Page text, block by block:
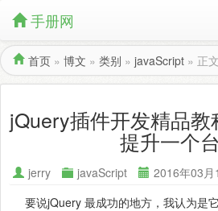
手册网
首页 » 博文 » 类别 » javaScript » 正文
jQuery插件开发精品
提升一个
jerry javaScript 2016年03月
要说jQuery 最成功的地方，我认为是